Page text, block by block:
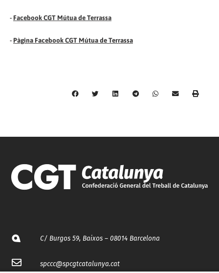
- Facebook CGT Mútua de Terrassa
- Pàgina Facebook CGT Mútua de Terrassa
C/ Burgos 59, Baixos – 08014 Barcelona
spccc@spcgtcatalunya.cat